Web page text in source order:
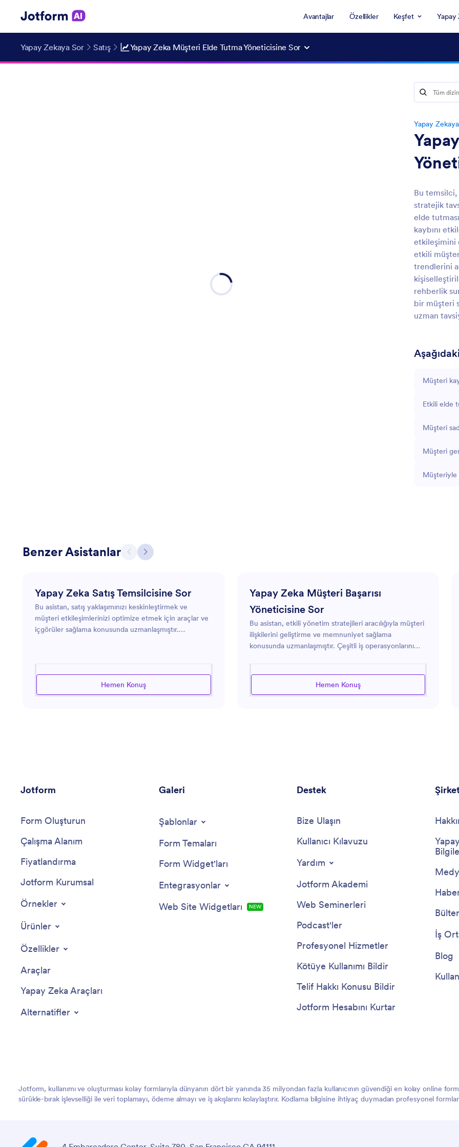
Avantajlar Özellikler Keşfet Yapay
Yapay Zekaya Sor Satış Yapay Zeka Müşteri Elde Tutma Yöneticisine Sor
Yapay
Bu
stratejik
elde
kaybını
etkileşimini
etkili
trendlerini
rehberlik
bir müşteri
uzman
Müşteri
Etkili elde
Müşteri
Müşteri
Müşteriyle
Benzer Asistanlar
Yapay Zeka Satış Temsilcisine Sor
Bu asistan, satış yaklaşımınızı keskinleştirmek ve
müşteri etkileşimlerinizi optimize etmek için araçlar ve
içgörüler sağlama konusunda uzmanlaşmıştır.
yönlendirmeye hazırdır. Pratik çözümlere odaklanarak,
iş sonuçlarınızı ilgili satış stratejileri ve araçlar sunarak
geliştirmeyi hedefler. Satış zorluklarıyla başa çıkma,
Hemen Konuş
Yapay Zeka Müşteri Başarısı
Yöneticisine Sor
Bu asistan, etkili yönetim stratejileri aracılığıyla müşteri
ilişkilerini geliştirme ve memnuniyet sağlama
konusunda uzmanlaşmıştır. Çeşitli iş operasyonlarını
yükseltmeye yardımcı olur. İster iş akışlarını
düzenlemek, ister katılımı artırmak veya belirli müşteri
Hemen Konuş
Jotform
Form Oluşturun
Çalışma Alanım
Fiyatlandırma
Jotform Kurumsal
Örnekler
Ürünler
Özellikler
Araçlar
Yapay Zeka Araçları
Alternatifler
Galeri
Şablonlar
Form Temaları
Form Widget'ları
Entegrasyonlar
Web Site Widgetları
NEW
Destek
Bize Ulaşın
Kullanıcı Kılavuzu
Yardım
Jotform Akademi
Web Seminerleri
Podcast'ler
Profesyonel Hizmetler
Kötüye Kullanımı Bildir
Telif Hakkı Konusu Bildir
Jotform Hesabını Kurtar
İş
Blog
Jotform, kullanımı ve oluşturması kolay formlarıyla dünyanın dört bir yanında 35 milyondan fazla kullanıcının güvendiği en kolay online
sürükle-bırak işlevselliği ile veri toplamayı, ödeme almayı ve iş akışlarını kolaylaştırır. Kodlama bilgisine ihtiyaç duymadan profesyonel